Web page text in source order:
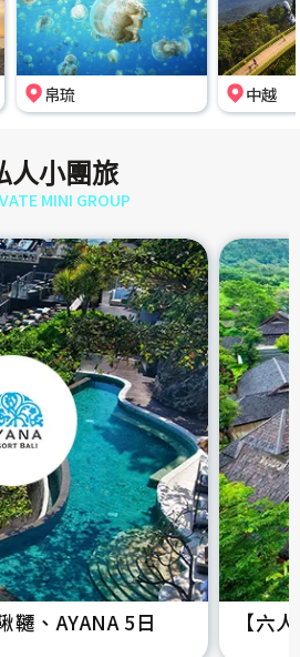
帛琉 中越
人小團旅
MINI GROUP
韆、AYANA 5日 【六